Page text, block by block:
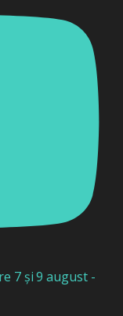
7 și 9 august -